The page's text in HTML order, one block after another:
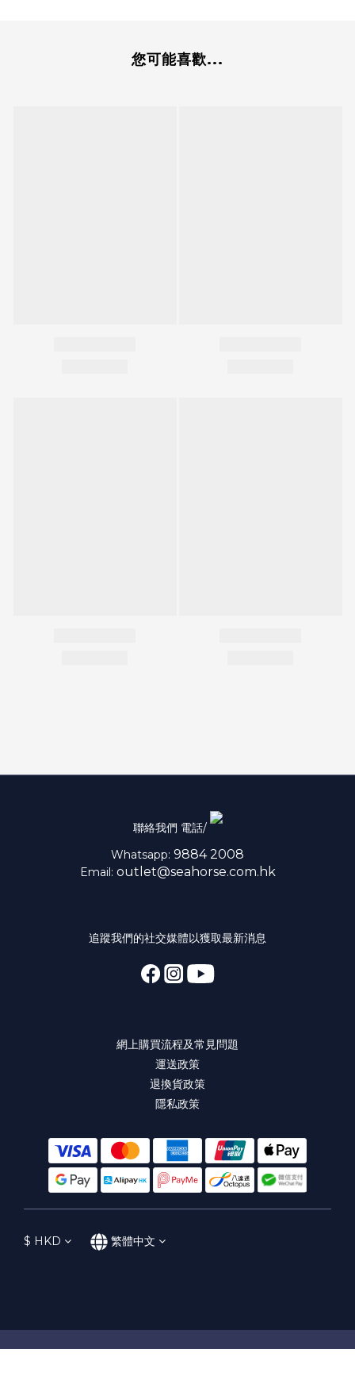
您可能喜歡...
聯絡我們 電話/
Whatsapp: 9884 2008
Email: outlet@seahorse.com.hk
追蹤我們的社交媒體以獲取最新消息
網上購買流程及常見問題
運送政策
退換貨政策
隱私政策
$ HKD 繁體中文